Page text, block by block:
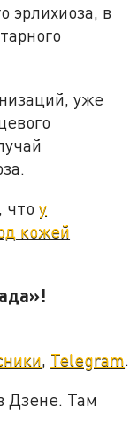
эрлихиоза, в
уже
чтоу
кожей
Telegram
Дзене. Там